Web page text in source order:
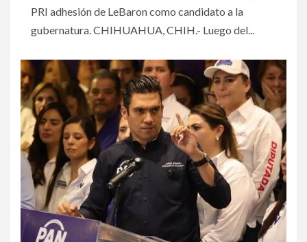
PRI adhesión de LeBaron como candidato a la
gubernatura. CHIHUAHUA, CHIH.- Luego del...